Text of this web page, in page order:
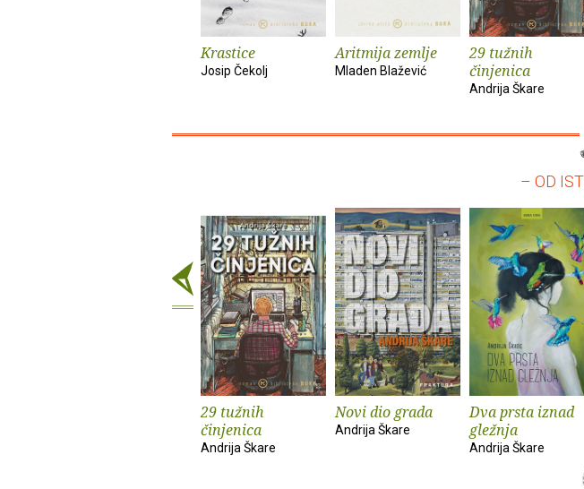
Krastice
Josip Čekolj
Aritmija zemlje
Mladen Blažević
29 tužnih
činjenica
Andrija Škare
– OD
29 tužnih
činjenica
Andrija Škare
Novi dio grada
Andrija Škare
Dva prsta iznad
gležnja
Andrija Škare